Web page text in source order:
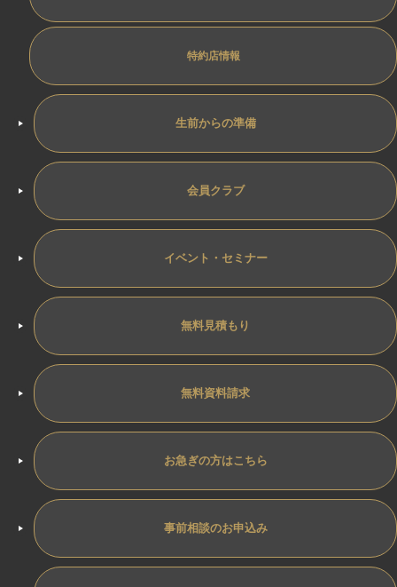
特約店情報
生前からの準備
会員クラブ
イベント・セミナー
無料見積もり
無料資料請求
お急ぎの方はこちら
事前相談のお申込み